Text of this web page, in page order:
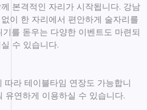
본격적인 자리가 시작됩니다. 강남
이 한 자리에서 편안하게 술자리를
를 돋우는 다양한 이벤트도 마련되
수 있습니다.
라 테이블타임 연장도 가능합니
유연하게 이용하실 수 있습니다.